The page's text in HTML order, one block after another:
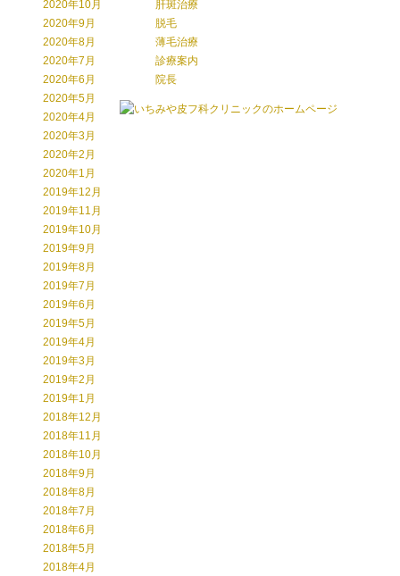
2020年10月
2020年9月
2020年8月
2020年7月
2020年6月
2020年5月
2020年4月
2020年3月
2020年2月
2020年1月
2019年12月
2019年11月
2019年10月
2019年9月
2019年8月
2019年7月
2019年6月
2019年5月
2019年4月
2019年3月
2019年2月
2019年1月
2018年12月
2018年11月
2018年10月
2018年9月
2018年8月
2018年7月
2018年6月
2018年5月
2018年4月
肝斑治療
脱毛
薄毛治療
診療案内
院長